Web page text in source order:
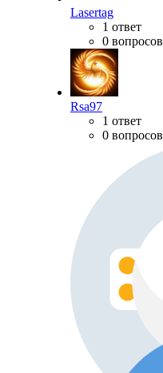
Lasertag
1 ответ
0 вопросов
Rsa97
1 ответ
0 вопросов